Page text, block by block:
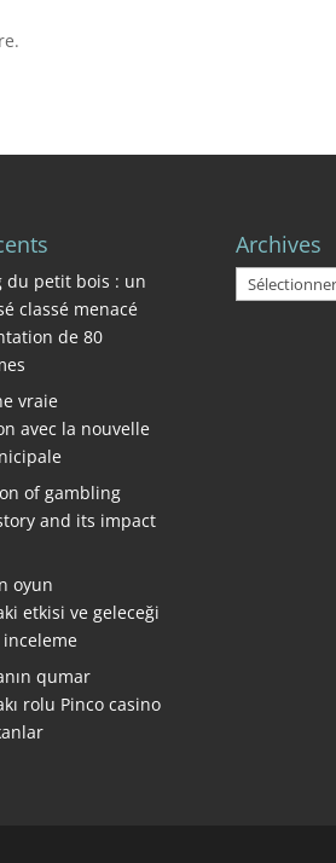
du petit bois : un
classé menacé
de 80
vraie
avec la nouvelle
of gambling
and its impact
oyun
etkisi ve geleceği
qumar
rolu Pinco casino
Archives
Archives